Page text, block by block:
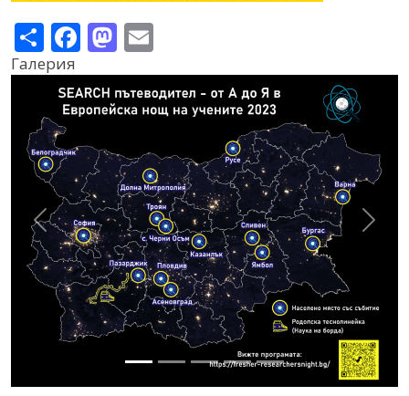
ShareFacebook
Mastodon
Галерия
Previous Next